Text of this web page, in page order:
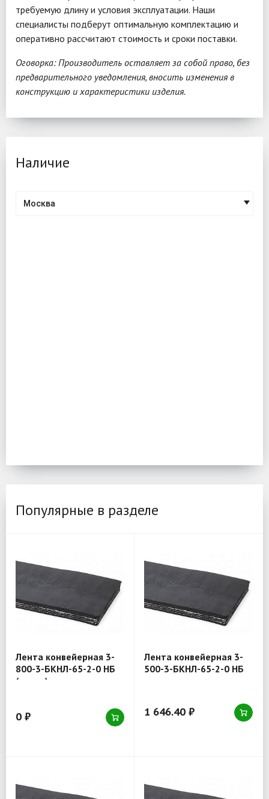
требуемую длину и условия эксплуатации. Наши
специалисты подберут оптимальную комплектацию и
оперативно рассчитают стоимость и сроки поставки.
Оговорка: Производитель оставляет за собой право, без
предварительного уведомления, вносить изменения в
конструкцию и характеристики изделия.
Наличие
Москва
Популярные в разделе
Лента конвейерная 3-
800-3-БКНЛ-65-2-0 НБ
(товар)
0 ₽
Лента конвейерная 3-
500-3-БКНЛ-65-2-0 НБ
1 646.40 ₽